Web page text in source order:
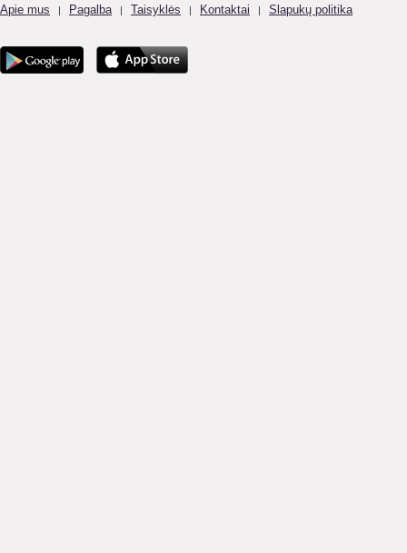
Apie mus | Pagalba | Taisyklės | Kontaktai | Slapukų politika